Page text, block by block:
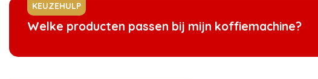
KEUZEHULP
Welke producten passen bij mijn koffiemachine?